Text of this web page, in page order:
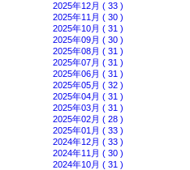
2025年12月 ( 33 )
2025年11月 ( 30 )
2025年10月 ( 31 )
2025年09月 ( 30 )
2025年08月 ( 31 )
2025年07月 ( 31 )
2025年06月 ( 31 )
2025年05月 ( 32 )
2025年04月 ( 31 )
2025年03月 ( 31 )
2025年02月 ( 28 )
2025年01月 ( 33 )
2024年12月 ( 33 )
2024年11月 ( 30 )
2024年10月 ( 31 )